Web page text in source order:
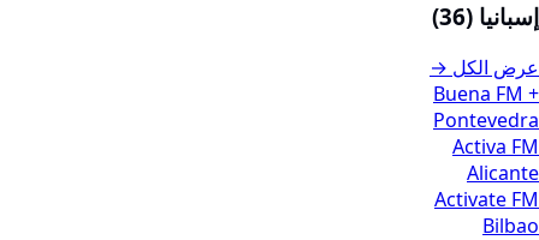
إسبانيا (36)
عرض الكل →
+ Buena FM
Pontevedra
Activa FM
Alicante
Activate FM
Bilbao